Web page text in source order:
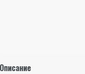
Описание